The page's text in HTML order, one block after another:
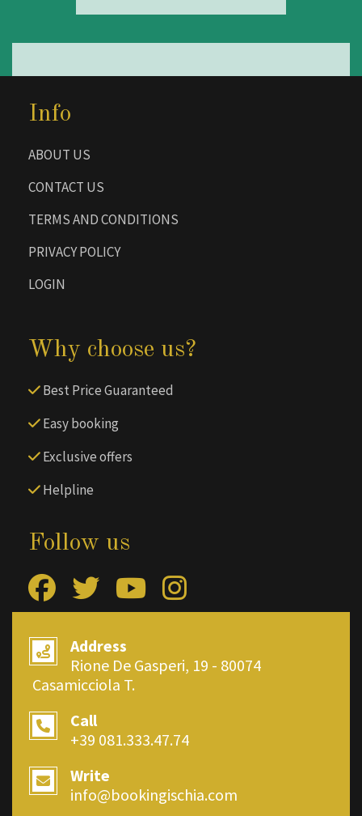
Info
ABOUT US
CONTACT US
TERMS AND CONDITIONS
PRIVACY POLICY
LOGIN
Why choose us?
Best Price Guaranteed
Easy booking
Exclusive offers
Helpline
Follow us
Address
Rione De Gasperi, 19 - 80074
Casamicciola T.
Call
+39 081.333.47.74
Write
info@bookingischia.com